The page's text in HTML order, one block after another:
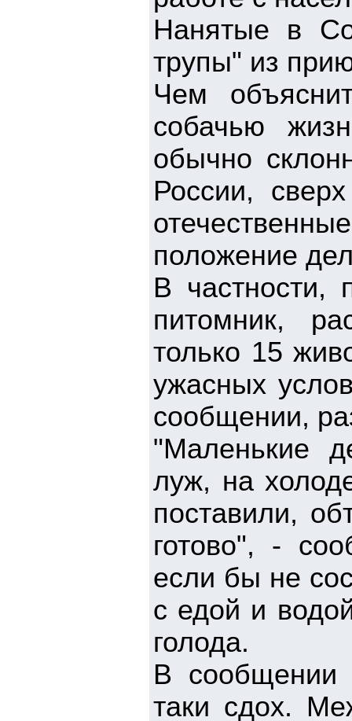
Нанятые в
трупы" из
Чем
собачью
обычно
России,
положение
В
питомник,
только 15
ужасных
сообщении,
"Маленькие
луж, на
поставили,
готово", -
если бы не
с едой и
голода.
В сообщении
таки сдох.